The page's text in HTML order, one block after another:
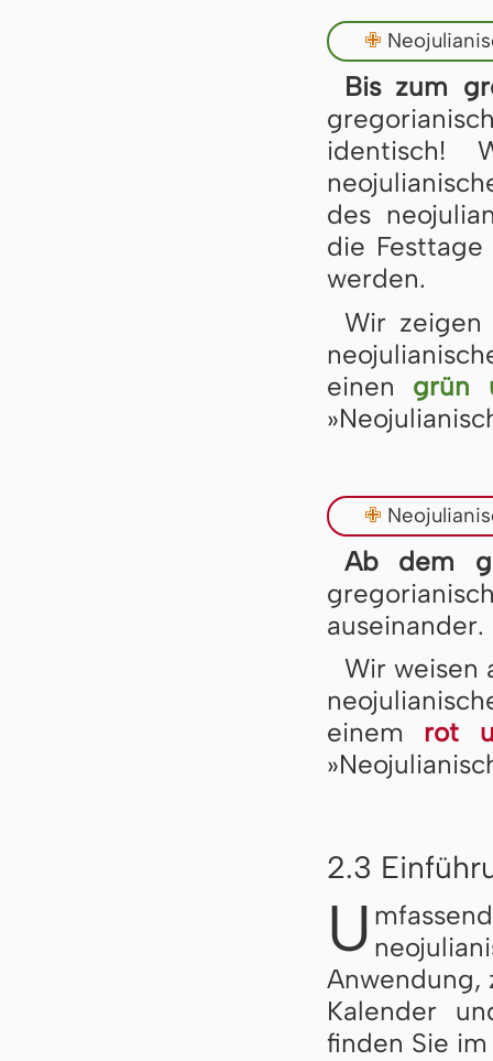
✙
Bis zum
identisch!
des
die
werden.
Wir zeigen
einen grün
✙
Ab dem
auseinander.
Wir weisen
einem rot
2.3
U
Anwendung,
Kalender
finden Sie